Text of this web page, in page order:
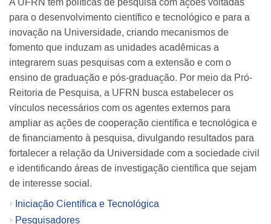
para o desenvolvimento científico e tecnológico e para a
inovação na Universidade, criando mecanismos de
fomento que induzam as unidades acadêmicas a
integrarem suas pesquisas com a extensão e com o
ensino de graduação e pós-graduação. Por meio da Pró-
Reitoria de Pesquisa, a UFRN busca estabelecer os
vínculos necessários com os agentes externos para
ampliar as ações de cooperação científica e tecnológica e
de financiamento à pesquisa, divulgando resultados para
fortalecer a relação da Universidade com a sociedade civil
e identificando áreas de investigação científica que sejam
de interesse social.
Iniciação Científica e Tecnológica
Pesquisadores